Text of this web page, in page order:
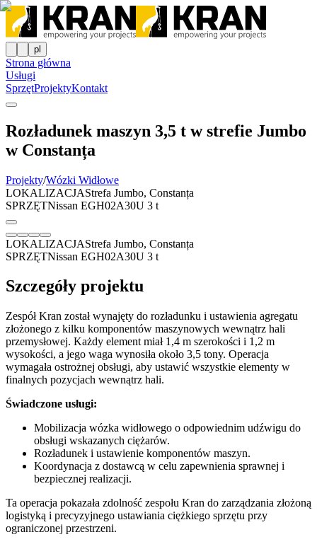
pl
Strona główna
Usługi
SprzętProjektyKontakt
Rozładunek maszyn 3,5 t w strefie Jumbo
w Constanța
Projekty/Wózki Widłowe
LOKALIZACJAStrefa Jumbo, Constanța
SPRZĘTNissan EGH02A30U 3 t
LOKALIZACJAStrefa Jumbo, Constanța
SPRZĘTNissan EGH02A30U 3 t
Szczegóły projektu
Zespół Kran został wynajęty do rozładunku i ustawienia agregatu
złożonego z kilku komponentów maszynowych wewnątrz hali
przemysłowej. Każdy element miał 1,4 m szerokości i 1,2 m
wysokości, a jego waga wynosiła około 3,5 tony. Operacja
wymagała ostrożnej obsługi, aby ustawić wszystkie elementy w
finalnych pozycjach wewnątrz hali.
Świadczone usługi:
Mobilizacja wózka widłowego o odpowiednim udźwigu do
obsługi wskazanych ciężarów.
Rozładunek i ustawienie komponentów maszyn.
Koordynacja z dostawcą w celu zapewnienia sprawnej i
bezpiecznej realizacji.
Ta operacja pokazała zdolność zespołu Kran do zarządzania złożoną
logistyką i precyzyjnego ustawiania ciężkiego sprzętu przy
ograniczonej przestrzeni.